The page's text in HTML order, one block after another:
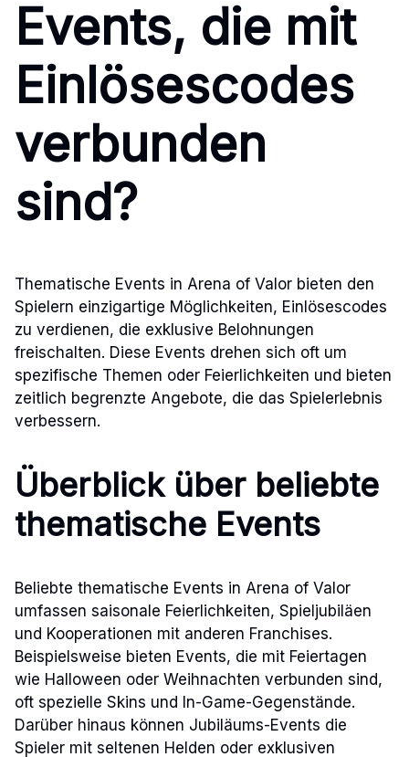
Events, die mit
Einlösescodes
verbunden
sind?
Thematische Events in Arena of Valor bieten den
Spielern einzigartige Möglichkeiten, Einlösescodes
zu verdienen, die exklusive Belohnungen
freischalten. Diese Events drehen sich oft um
spezifische Themen oder Feierlichkeiten und bieten
zeitlich begrenzte Angebote, die das Spielerlebnis
verbessern.
Überblick über beliebte
thematische Events
Beliebte thematische Events in Arena of Valor
umfassen saisonale Feierlichkeiten, Spieljubiläen
und Kooperationen mit anderen Franchises.
Beispielsweise bieten Events, die mit Feiertagen
wie Halloween oder Weihnachten verbunden sind,
oft spezielle Skins und In-Game-Gegenstände.
Darüber hinaus können Jubiläums-Events die
Spieler mit seltenen Helden oder exklusiven